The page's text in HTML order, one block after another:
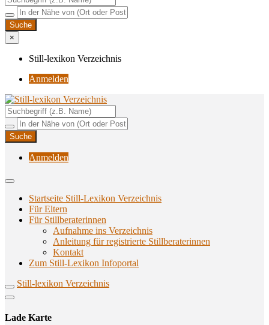
×
Still-lexikon Verzeichnis
Anmelden
Still-lexikon Verzeichnis
Unterstützungsangebote rund ums Stillen
Anmelden
Startseite Still-Lexikon Verzeichnis
Für Eltern
Für Stillberaterinnen
Aufnahme ins Verzeichnis
Anlei­tung für regis­trier­te Stillberaterinnen
Kon­takt
Zum Still-Lexikon Infoportal
Still-lexikon Verzeichnis
Lade Karte